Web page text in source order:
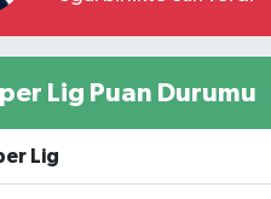
Lig Puan Durumu
Lig